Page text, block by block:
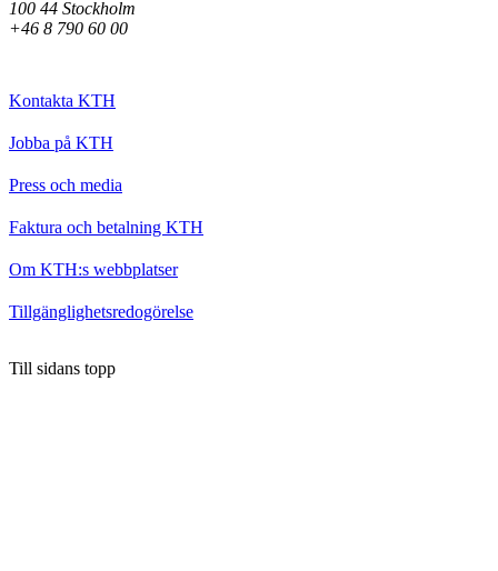
100 44 Stockholm
+46 8 790 60 00
Kontakta KTH
Jobba på KTH
Press och media
Faktura och betalning KTH
Om KTH:s webbplatser
Tillgänglighetsredogörelse
Till sidans topp